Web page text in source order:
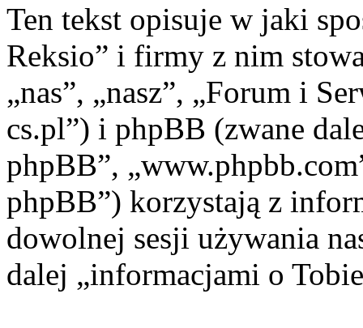
Ten tekst opisuje w jaki
Reksio” i firmy z nim
„nas”, „nasz”, „Forum i
cs.pl”) i phpBB (zwane
phpBB”,
phpBB”) korzystają z
dowolnej sesji używania
dalej „informacjami o